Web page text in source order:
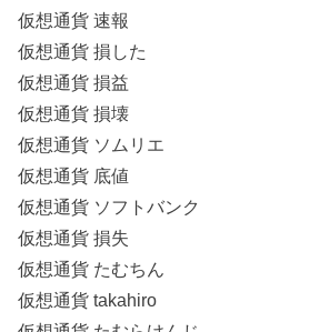
仮想通貨 速報
仮想通貨 損した
仮想通貨 損益
仮想通貨 損壊
仮想通貨 ソムリエ
仮想通貨 底値
仮想通貨 ソフトバンク
仮想通貨 損失
仮想通貨 たむちん
仮想通貨 takahiro